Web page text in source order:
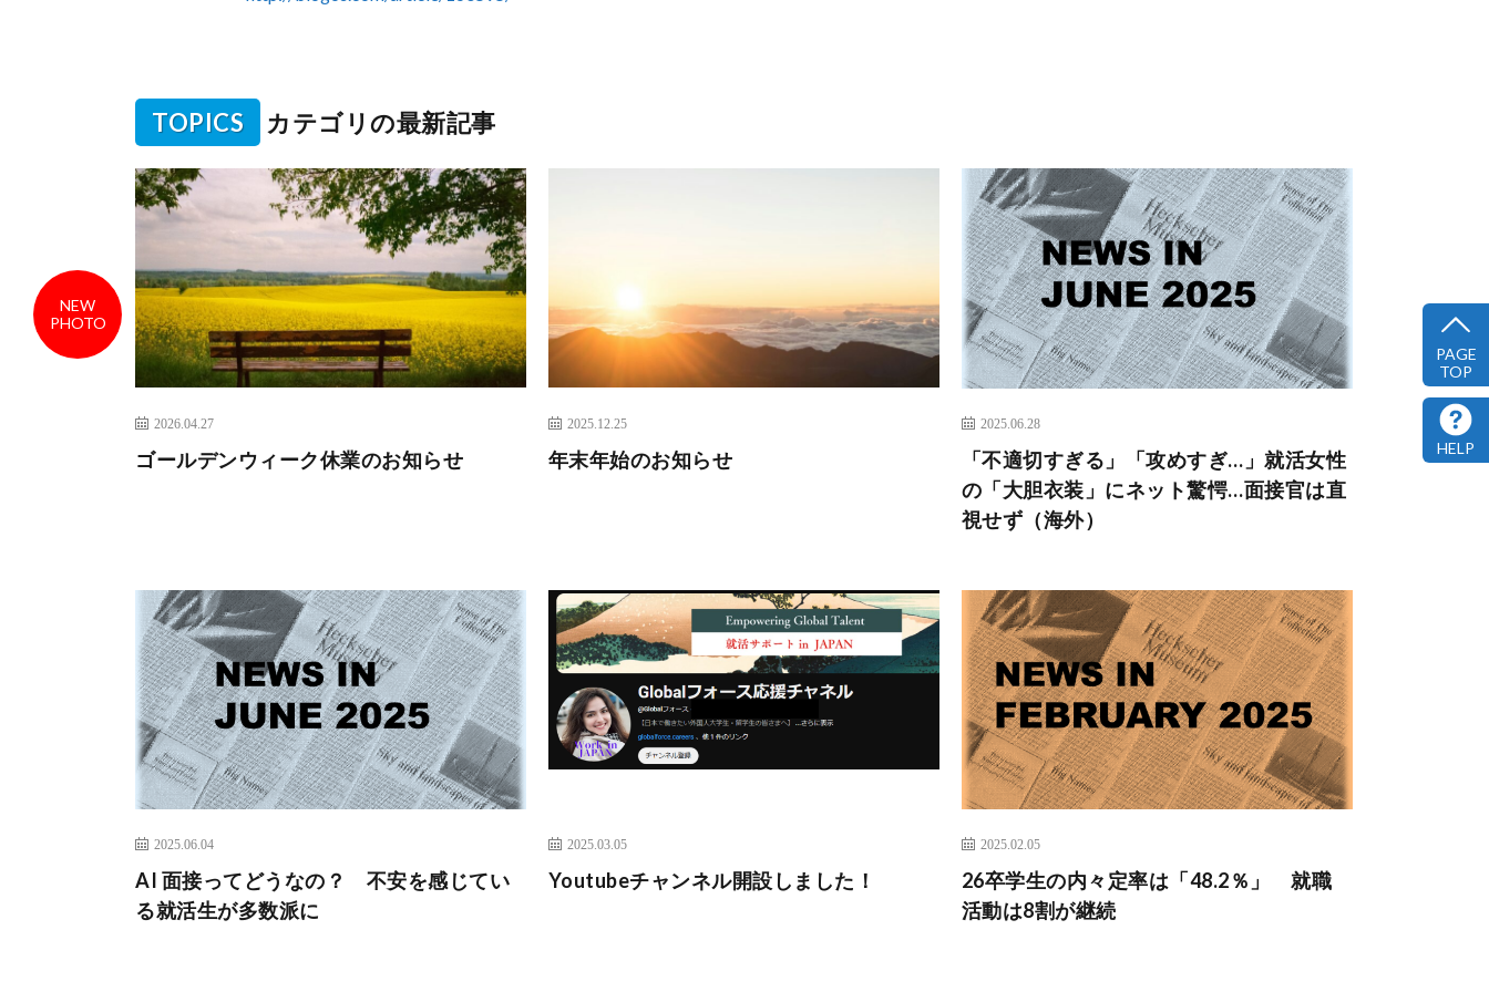
TOPICS カテゴリの最新記事
2026.04.27
ゴールデンウィーク休業のお知らせ
2025.12.25
年末年始のお知らせ
2025.06.28
「不適切すぎる」「攻めすぎ…」就活女性
の「大胆衣装」にネット驚愕…面接官は直
視せず（海外）
2025.06.04
AI 面接ってどうなの？ 不安を感じてい
る就活生が多数派に
2025.03.05
Youtubeチャンネル開設しました！
2025.02.05
26卒学生の内々定率は「48.2％」 就職
活動は8割が継続
PAGE
TOP
HELP
NEW
PHOTO